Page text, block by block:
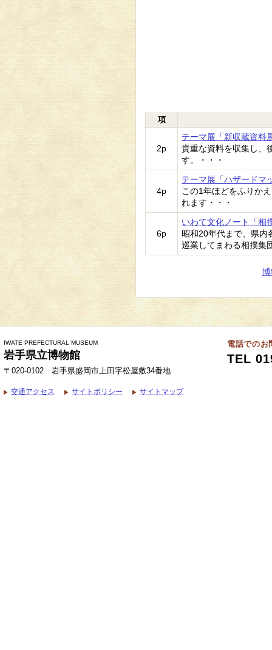
項
2p
テーマ展「新収蔵資料
貴重な資料を収集し、
す。・・・
4p
テーマ展「ハザードマ
この1年ほどをふりか
れます・・・
6p
いわて文化ノート「相
昭和20年代まで、県内
巡業してまわる相撲集
IWATE PREFECTURAL MUSEUM
岩手県立博物館
〒020-0102 岩手県盛岡市上田字松屋敷34番地
電話でのお
TEL
交通アクセス サイトポリシー サイトマップ